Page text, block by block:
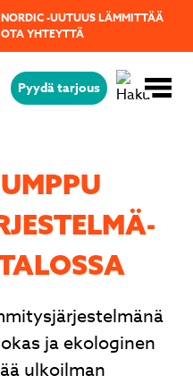
-UUTUUS LÄMMITTÄÄ
OTA YHTEYTTÄ
Pyydä tarjous
ja ekologinen
ulkoilman
helposti tämän
sinulle
pian!